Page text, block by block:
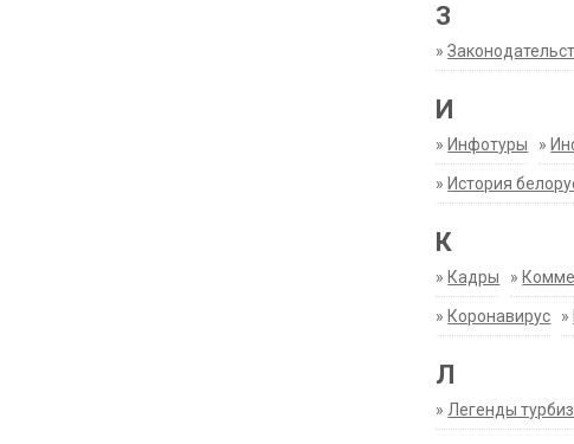
З
»
И
» Инфотуры »
» История
К
» Кадры »
» Коронавирус »
Л
» Легенды